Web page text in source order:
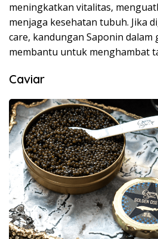
meningkatkan vitalitas,
menjaga kesehatan tubuh. Jika
care, kandungan Saponin dalam
membantu untuk menghambat
Caviar